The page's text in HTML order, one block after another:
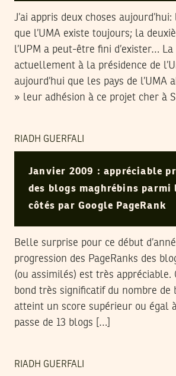
J’ai appris deux choses
que l’UMA existe toujours; la
l’UPM a peut-être fini d’exister…
actuellement à la présidence de
aujourd’hui que les pays de l’UMA
» leur adhésion à ce projet cher à
RIADH GUERFALI
Janvier 2009 : appréciable
des blogs maghrébins parmi
côtés par Google PageRank
Belle surprise pour ce début
progression des PageRanks des
(ou assimilés) est très appréciable.
bond très significatif du nombre de
atteint un score supérieur ou égal
passe de 13 blogs […]
RIADH GUERFALI